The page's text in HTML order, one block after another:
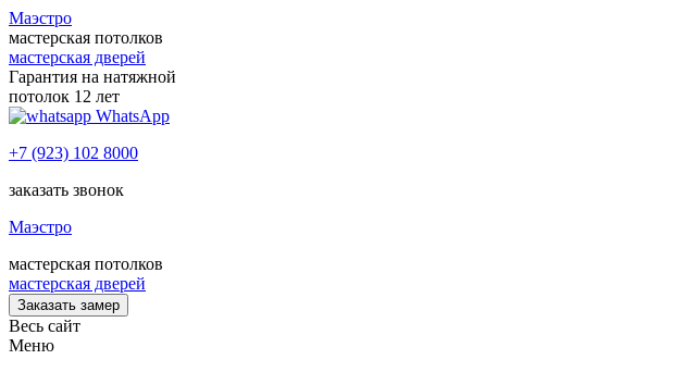
Маэстро
мастерская потолков
мастерская дверей
Гарантия на натяжной
потолок 12 лет
WhatsApp
+7 (923) 102 8000
заказать звонок
Маэстро
мастерская потолков
мастерская дверей
Заказать замер
Весь сайт
Меню